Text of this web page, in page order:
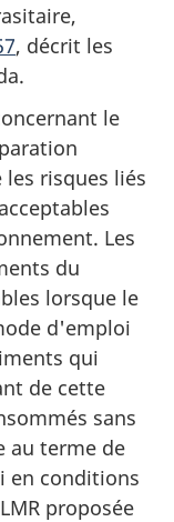
, décrit les
le
risques liés
Les
du
lorsque le
d'emploi
qui
de cette
sans
au terme de
en conditions
proposée